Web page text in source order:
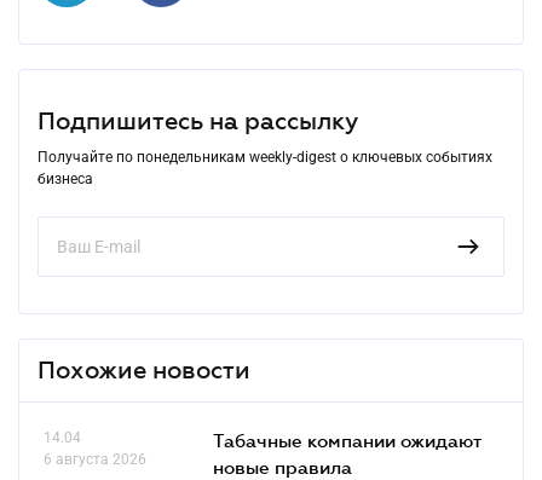
Подпишитесь на рассылку
Получайте по понедельникам weekly-digest о ключевых событиях
бизнеса
Похожие новости
14.04
6 августа 2026
Табачные компании ожидают
новые правила